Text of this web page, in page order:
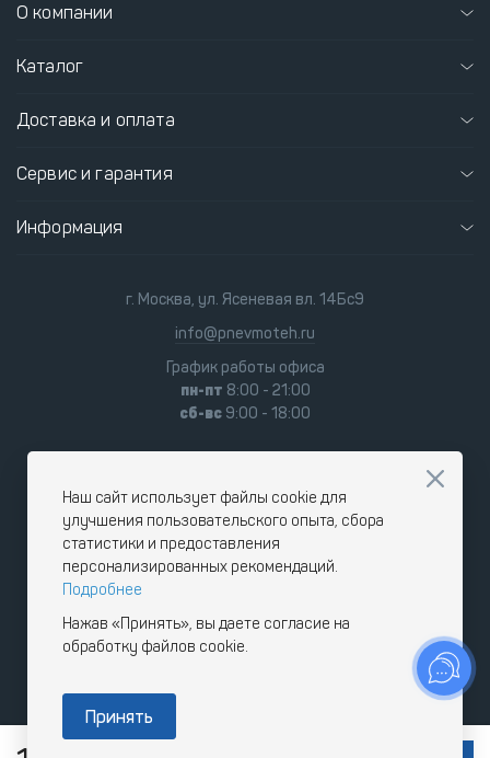
О компании
Каталог
Доставка и оплата
Сервис и гарантия
Информация
г. Москва, ул. Ясеневая вл. 14Бс9
info@pnevmoteh.ru
График работы офиса
пн-пт 8:00 - 21:00
сб-вс 9:00 - 18:00
Наш сайт использует файлы cookie для
улучшения пользовательского опыта, сбора
статистики и предоставления
персонализированных рекомендаций.
Подробнее
Нажав «Принять», вы даете согласие на
обработку файлов cookie.
Принять